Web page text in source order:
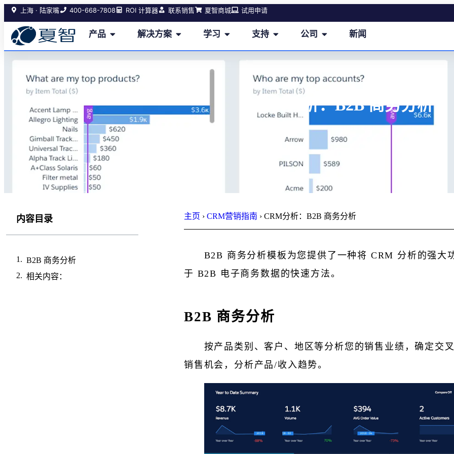
上海 · 陆家嘴 400-668-7808 ROI 计算器 联系销售 夏智商城 试用申请
产品 解决方案 学习 支持 公司 新闻
CRM分析：B2B 商务分析
内容目录
B2B 商务分析
相关内容：
主页 › CRM营销指南 ›CRM分析：B2B 商务分析
B2B 商务分析模板为您提供了一种将 CRM 分析的强大
于 B2B 电子商务数据的快速方法。
B2B 商务分析
按产品类别、客户、地区等分析您的销售业绩，确定交
销售机会，分析产品/收入趋势。